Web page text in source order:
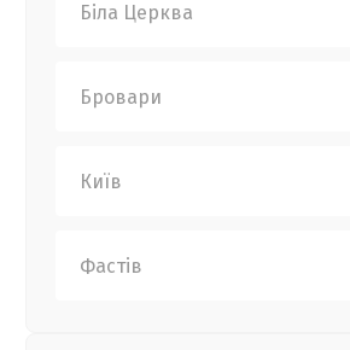
Біла Церква
Бровари
Київ
Фастів